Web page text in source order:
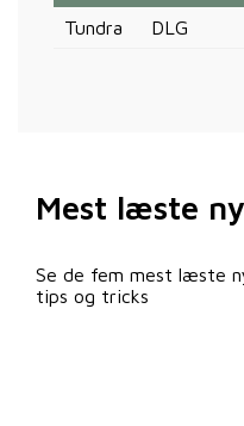
Tundra DLG
Mest læste
Se de fem mest læste
tips og tricks